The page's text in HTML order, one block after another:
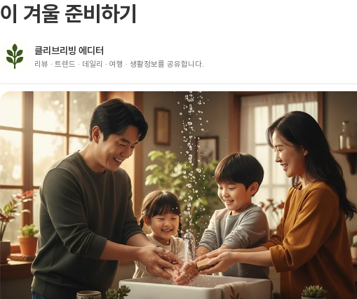
이 겨울 준비하기
클리브리빙 에디터
리뷰 · 트렌드 · 데일리 · 여행 · 생활정보를 공유합니다.